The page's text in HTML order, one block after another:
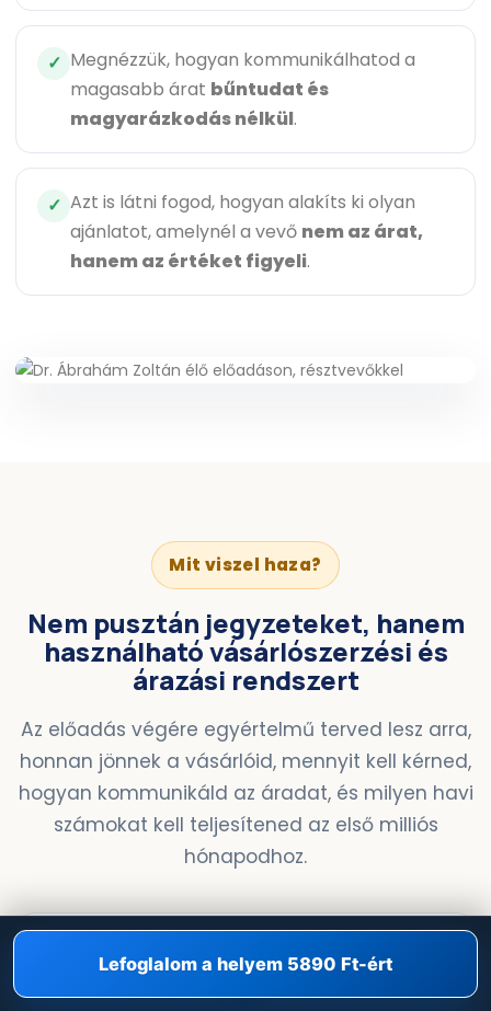
✓ Megnézzük, hogyan kommunikálhatod a
magasabb árat bűntudat és
magyarázkodás nélkül.
✓ Azt is látni fogod, hogyan alakíts ki olyan
ajánlatot, amelynél a vevő nem az árat,
hanem az értéket figyeli.
Mit viszel haza?
Nem pusztán jegyzeteket, hanem
használható vásárlószerzési és
árazási rendszert
Az előadás végére egyértelmű terved lesz arra,
honnan jönnek a vásárlóid, mennyit kell kérned,
hogyan kommunikáld az áradat, és milyen havi
számokat kell teljesítened az első milliós
hónapodhoz.
1
Lefoglalom a helyem 5890 Ft-ért